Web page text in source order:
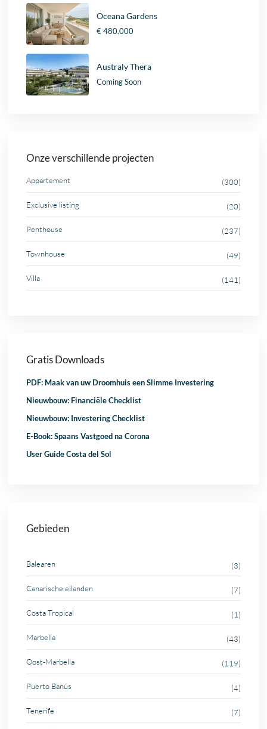
Oceana Gardens
€ 480.000
Australy Thera
Coming Soon
Onze verschillende projecten
Appartement (300)
Exclusive listing (20)
Penthouse (237)
Townhouse (49)
Villa (141)
Gratis Downloads
PDF: Maak van uw Droomhuis een Slimme Investering
Nieuwbouw: Financiële Checklist
Nieuwbouw: Investering Checklist
E-Book: Spaans Vastgoed na Corona
User Guide Costa del Sol
Gebieden
Balearen (3)
Canarische eilanden (7)
Costa Tropical (1)
Marbella (43)
Oost-Marbella (119)
Puerto Banús (4)
Tenerife (7)